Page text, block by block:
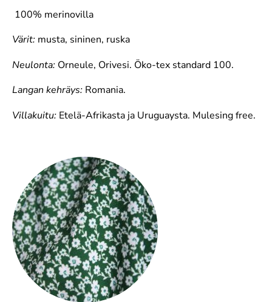
100% merinovilla
Värit: musta, sininen, ruska
Neulonta: Orneule, Orivesi. Öko-tex standard 100.
Langan kehräys: Romania.
Villakuitu: Etelä-Afrikasta ja Uruguaysta. Mulesing free.